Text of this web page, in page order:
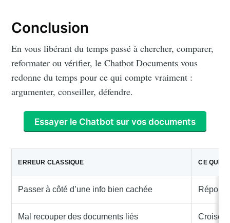
Conclusion
En vous libérant du temps passé à chercher, comparer,
reformater ou vérifier, le Chatbot Documents vous
redonne du temps pour ce qui compte vraiment :
argumenter, conseiller, défendre.
Essayer le Chatbot sur vos documents
ERREUR CLASSIQUE CE QUE
Passer à côté d’une info bien cachée Répond
Mal recouper des documents liés Croise